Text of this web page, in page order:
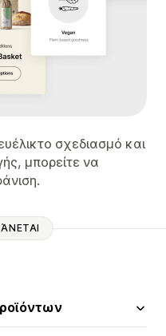
σχεδιασμό και
μπορείτε να